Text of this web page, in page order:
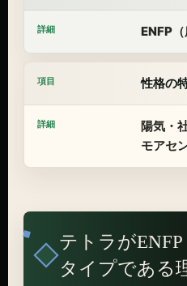
ENFP（
性格の
陽気・
モアセ
テトラがENFP
タイプである